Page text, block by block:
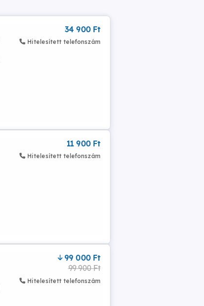
34 900 Ft
Hitelesített telefonszám
11 900 Ft
Hitelesített telefonszám
99 000 Ft
99 900 Ft
Hitelesített telefonszám